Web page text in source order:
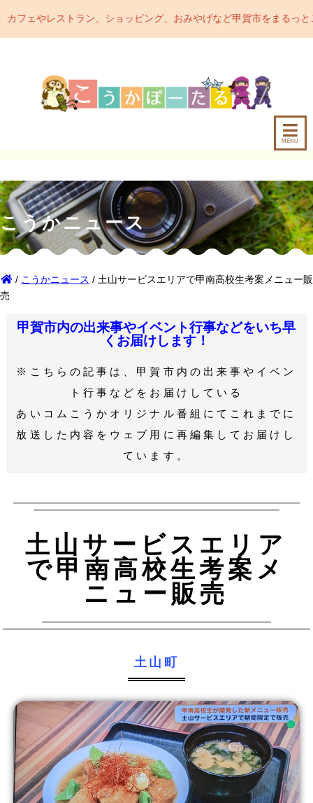
ショッピング、おみやげなど甲賀市をまるっとご紹介するポー
MENU
こうかニュース
/ こうかニュース / 土山サービスエリアで甲南高校生考案メニュー販
売
甲賀市内の出来事やイベント行事などをいち早
くお届けします！
※こちらの記事は、甲賀市内の出来事やイベン
ト行事などをお届けしている
あいコムこうかオリジナル番組にてこれまでに
放送した内容をウェブ用に再編集してお届けし
ています。
土山サービスエリア
で甲南高校生考案メ
ニュー販売
土山町